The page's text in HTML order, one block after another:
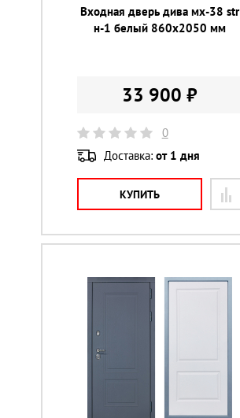
Входная дверь дива мх-38 str
н-1 белый 860х2050 мм
33 900 ₽
0
Доставка: от 1 дня
КУПИТЬ